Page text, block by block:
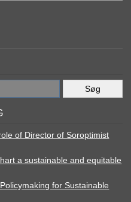
of Director of Soroptimist
a sustainable and equitable
for Sustainable